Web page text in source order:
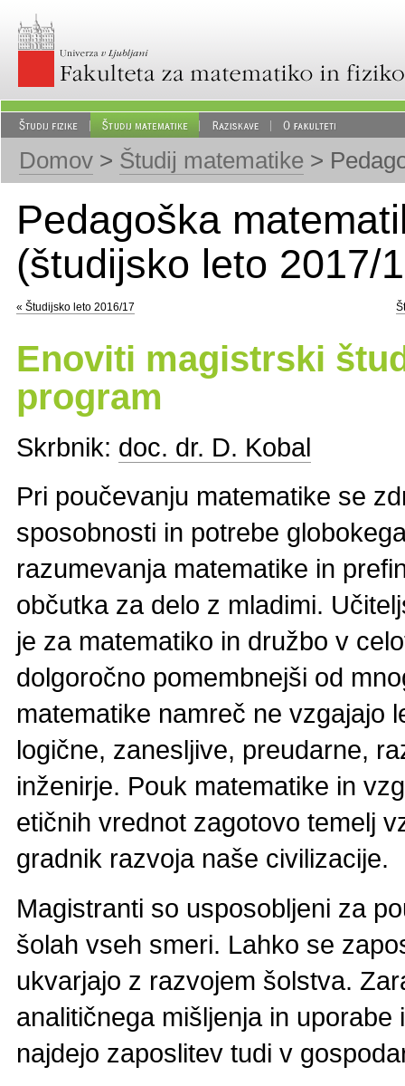
Domov > Študij matematike >
Pedagoška
(študijsko leto 2017/
« Študijsko leto 2016/17
Enoviti magistrski
program
Skrbnik: doc. dr. D. Kobal
Pri poučevanju matematike se
sposobnosti in potrebe
razumevanja matematike in
občutka za delo z mladimi.
je za matematiko in družbo v
dolgoročno pomembnejši od
matematike namreč ne vzgajajo
logične, zanesljive, preudarne,
inženirje. Pouk matematike in
etičnih vrednot zagotovo temelj
gradnik razvoja naše civilizacije.
Magistranti so usposobljeni za
šolah vseh smeri. Lahko se
ukvarjajo z razvojem šolstva.
analitičnega mišljenja in
najdejo zaposlitev tudi v